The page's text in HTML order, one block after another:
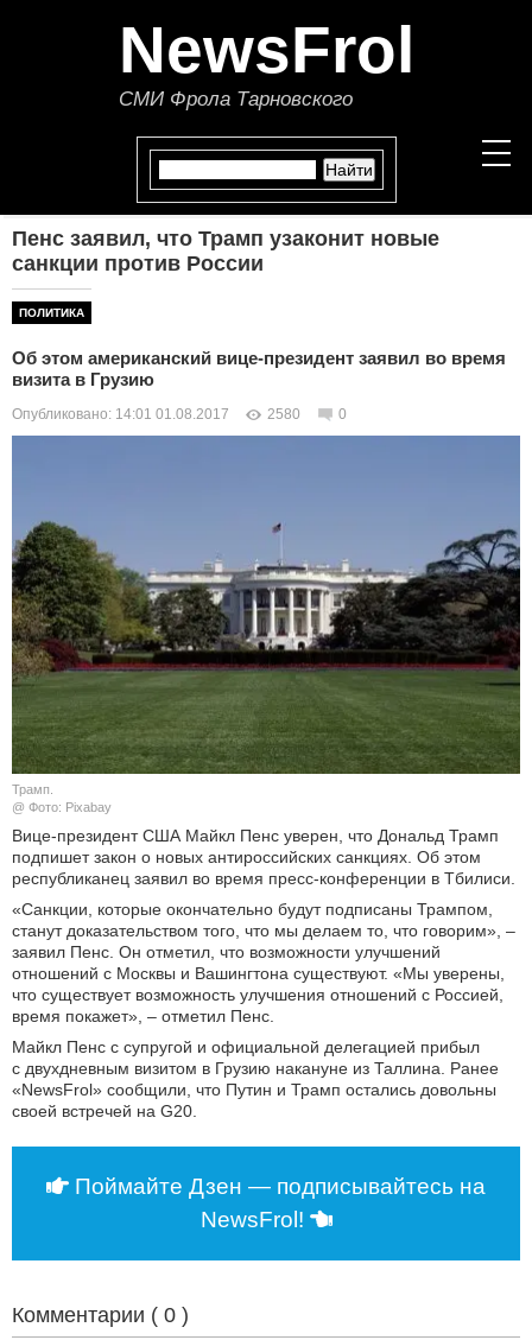
NewsFrol
СМИ Фрола Тарновского
НОВОСТИ
ПОЛИТИКА
ЭКОНОМИКА
ОБЩЕСТВО
КУЛЬТУРА
НАУКА
СПОРТ
ШОУ-БИЗНЕС
ЭГОИЗМ
БЛОГ
Пенс заявил, что Трамп узаконит новые
санкции против России
ПОЛИТИКА
Об этом американский вице-президент заявил во время
визита в Грузию
Опубликовано: 14:01 01.08.2017 2580 0
Трамп.
@ Фото: Pixabay
Вице-президент США Майкл Пенс уверен, что Дональд Трамп
подпишет закон о новых антироссийских санкциях. Об этом
республиканец заявил во время пресс-конференции в Тбилиси.
«Санкции, которые окончательно будут подписаны Трампом,
станут доказательством того, что мы делаем то, что говорим», –
заявил Пенс. Он отметил, что возможности улучшений
отношений с Москвы и Вашингтона существуют. «Мы уверены,
что существует возможность улучшения отношений с Россией,
время покажет», – отметил Пенс.
Майкл Пенс с супругой и официальной делегацией прибыл
с двухдневным визитом в Грузию накануне из Таллина. Ранее
«NewsFrol» сообщили, что Путин и Трамп остались довольны
своей встречей на G20.
Поймайте Дзен — подписывайтесь на
NewsFrol!
Комментарии ( 0 )